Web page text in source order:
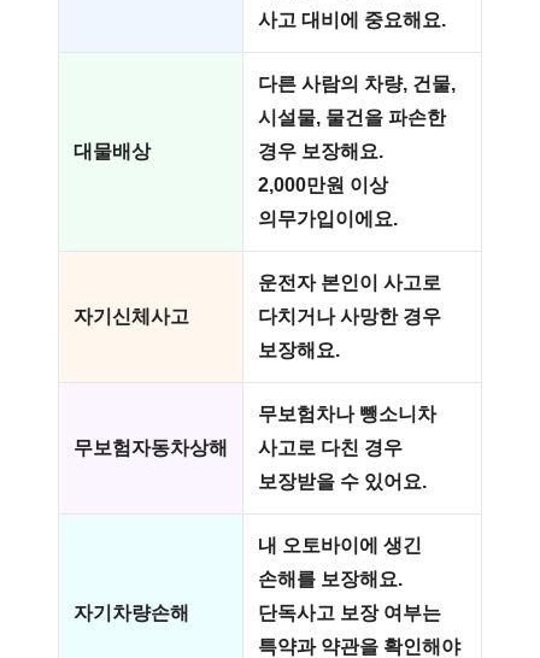
사고 대비에 중요해요.
대물배상
다른 사람의 차량, 건물,
시설물, 물건을 파손한
경우 보장해요.
2,000만원 이상
의무가입이에요.
자기신체사고
운전자 본인이 사고로
다치거나 사망한 경우
보장해요.
무보험자동차상해
무보험차나 뺑소니차
사고로 다친 경우
보장받을 수 있어요.
자기차량손해
내 오토바이에 생긴
손해를 보장해요.
단독사고 보장 여부는
특약과 약관을 확인해야